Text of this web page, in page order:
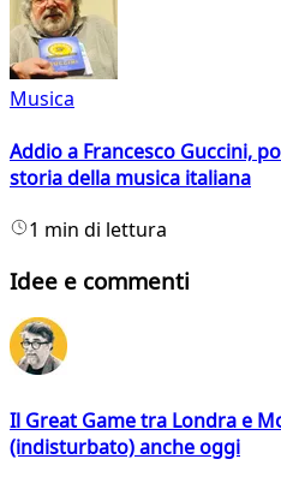
Musica
Addio a Francesco Guccini,
storia della musica italiana
1 min di lettura
Idee e commenti
Il Great Game tra Londra e
(indisturbato) anche oggi